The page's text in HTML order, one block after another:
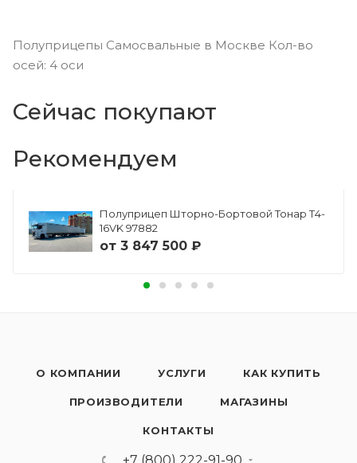
Полуприцепы Самосвальные в Москве Кол-во
осей: 4 оси
Сейчас покупают
Рекомендуем
Полуприцеп Шторно-Бортовой Тонар Т4-
16VK 97882
от 3 847 500 ₽
О КОМПАНИИ УСЛУГИ КАК КУПИТЬ
ПРОИЗВОДИТЕЛИ МАГАЗИНЫ
КОНТАКТЫ